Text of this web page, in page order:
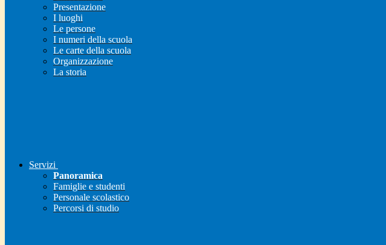
Presentazione
I luoghi
Le persone
I numeri della scuola
Le carte della scuola
Organizzazione
La storia
Servizi
Panoramica
Famiglie e studenti
Personale scolastico
Percorsi di studio